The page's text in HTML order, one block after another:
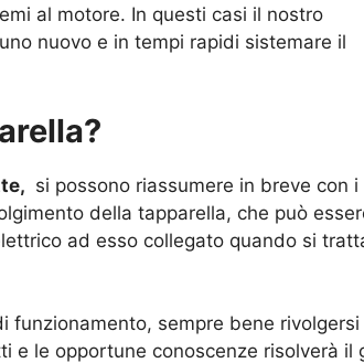
al motore. In questi casi il nostro
nuovo e in tempi rapidi sistemare il
si possono riassumere in breve con i
della tapparella, che può
ad esso collegato quando si
sempre bene rivolgersi
e le opportune conoscenze risolverà il